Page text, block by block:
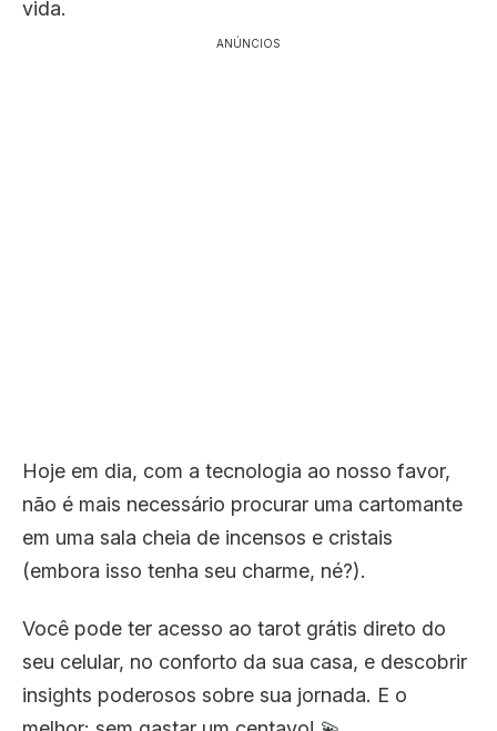
vida.
ANÚNCIOS
Hoje em dia, com a tecnologia ao nosso favor,
não é mais necessário procurar uma cartomante
em uma sala cheia de incensos e cristais
(embora isso tenha seu charme, né?).
Você pode ter acesso ao tarot grátis direto do
seu celular, no conforto da sua casa, e descobrir
insights poderosos sobre sua jornada. E o